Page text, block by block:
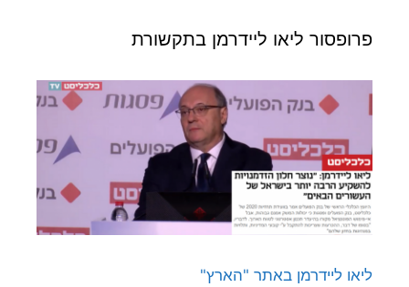
פרופסור ליאו ליידרמן בתקשורת
ליאו ליידרמן באתר "הארץ"